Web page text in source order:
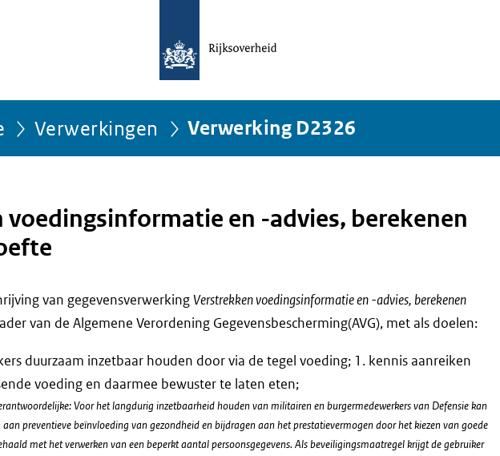
Verwerkingen Verwerking D2326
het
voedingsinformatie en -advies, berekenen
van gegevensverwerkingVerstrekken voedingsinformatie en -advies, berekenen
van de Algemene Verordening Gegevensbescherming(AVG), met als doelen:
duurzaam inzetbaar houden door via de tegel voeding; 1. kennis aanreiken
voeding en daarmee bewuster te laten eten;
Voor het langdurig inzetbaarheid houden van militairen en burgermedewerkers van Defensie kan
preventieve beïnvloeding van gezondheid en bijdragen aan het prestatievermogen door het kiezen van goede
met het verwerken van een beperkt aantal persoonsgegevens. Als beveiligingsmaatregel krijgt de gebruiker